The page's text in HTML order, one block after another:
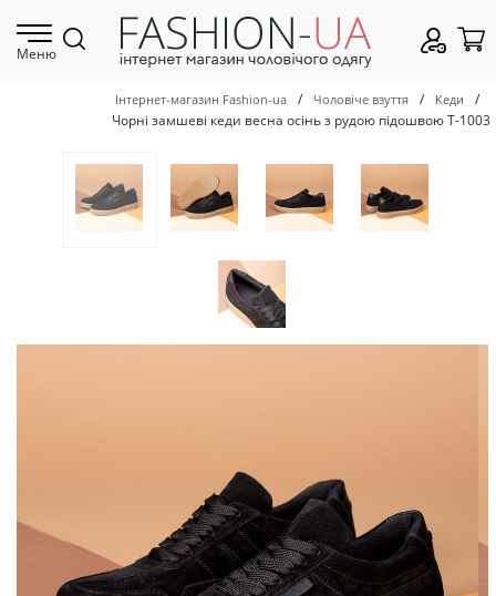
Меню
Інтернет-магазин Fashion-ua / Чоловіче взуття / Кеди
/
Чорні замшеві кеди весна осінь з рудою підошвою Т-1003